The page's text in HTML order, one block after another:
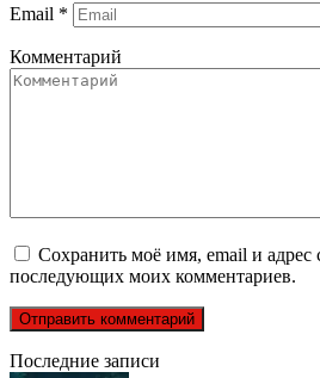
Email *
Комментарий
Сохранить моё имя, email и адрес
последующих моих комментариев.
Последние записи